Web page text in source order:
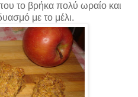
το βρήκα πολύ ωραίο και
με το μέλι.